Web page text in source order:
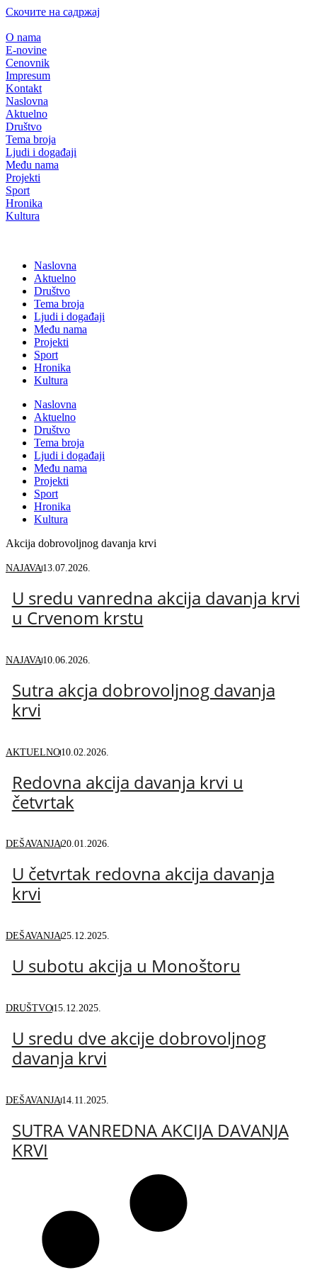
Скочите на садржај
O nama
E-novine
Cenovnik
Impresum
Kontakt
Naslovna
Aktuelno
Društvo
Tema broja
Ljudi i događaji
Među nama
Projekti
Sport
Hronika
Kultura
Naslovna
Aktuelno
Društvo
Tema broja
Ljudi i događaji
Među nama
Projekti
Sport
Hronika
Kultura
Naslovna
Aktuelno
Društvo
Tema broja
Ljudi i događaji
Među nama
Projekti
Sport
Hronika
Kultura
Akcija dobrovoljnog davanja krvi
NAJAVA13.07.2026.
U sredu vanredna akcija davanja krvi
u Crvenom krstu
NAJAVA 10.06.2026.
Sutra akcja dobrovoljnog davanja
krvi
AKTUELNO10.02.2026.
Redovna akcija davanja krvi u
četvrtak
DEŠAVANJA20.01.2026.
U četvrtak redovna akcija davanja
krvi
DEŠAVANJA25.12.2025.
U subotu akcija u Monoštoru
DRUŠTVO15.12.2025.
U sredu dve akcije dobrovoljnog
davanja krvi
DEŠAVANJA 14.11.2025.
SUTRA VANREDNA AKCIJA DAVANJA
KRVI